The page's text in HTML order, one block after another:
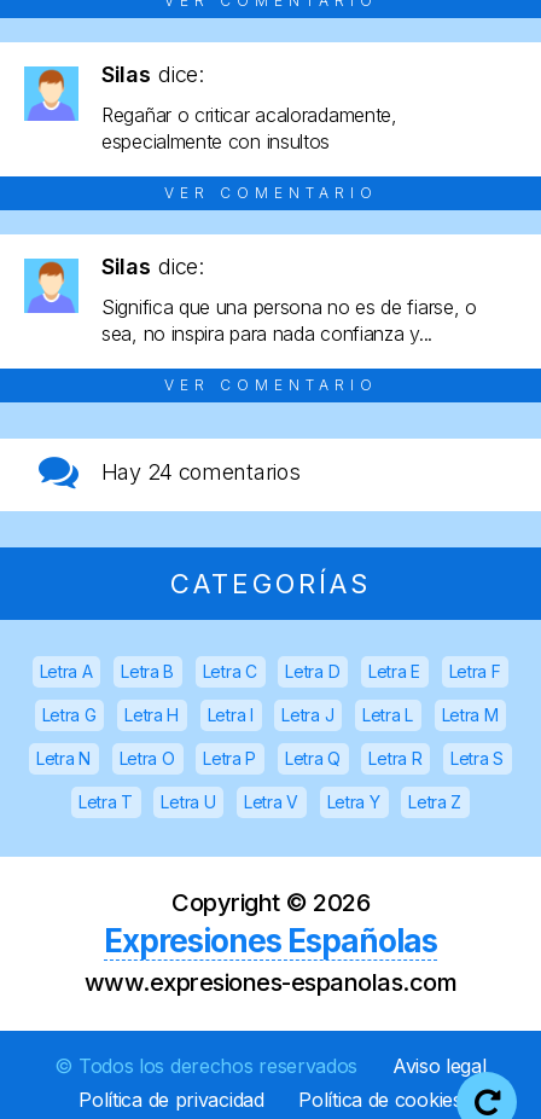
Silas dice:
Regañar o criticar acaloradamente,
especialmente con insultos
VER COMENTARIO
Silas dice:
Significa que una persona no es de fiarse, o
sea, no inspira para nada confianza y...
VER COMENTARIO
Hay 24 comentarios
CATEGORÍAS
Letra A Letra B Letra C Letra D Letra E Letra F
Letra G Letra H Letra I Letra J Letra L Letra M
Letra N Letra O Letra P Letra Q Letra R Letra S
Letra T Letra U Letra V Letra Y Letra Z
Copyright © 2026
Expresiones Españolas
www.expresiones-espanolas.com
© Todos los derechos reservados
Aviso legal
Política de privacidad
Política de cookies